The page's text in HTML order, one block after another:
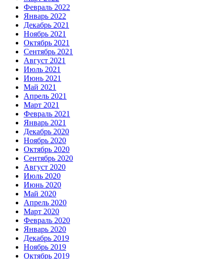
Февраль 2022
Январь 2022
Декабрь 2021
Ноябрь 2021
Октябрь 2021
Сентябрь 2021
Август 2021
Июль 2021
Июнь 2021
Май 2021
Апрель 2021
Март 2021
Февраль 2021
Январь 2021
Декабрь 2020
Ноябрь 2020
Октябрь 2020
Сентябрь 2020
Август 2020
Июль 2020
Июнь 2020
Май 2020
Апрель 2020
Март 2020
Февраль 2020
Январь 2020
Декабрь 2019
Ноябрь 2019
Октябрь 2019